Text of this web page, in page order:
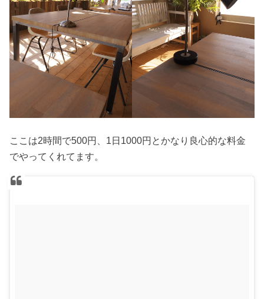
ここは2時間で500円、1日1000円とかなり良心的な料金
でやってくれてます。